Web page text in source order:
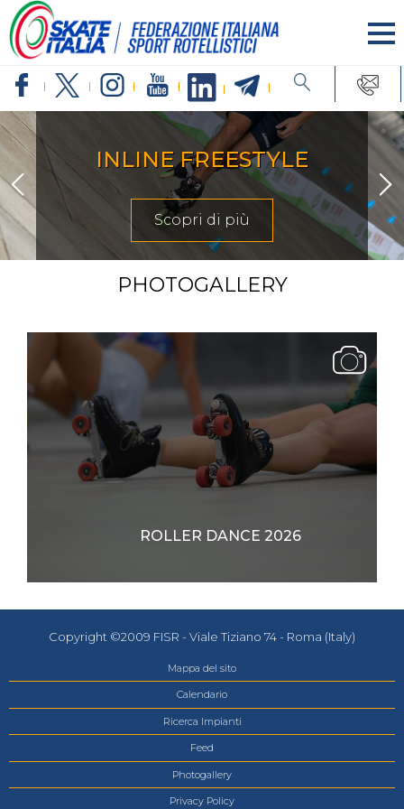
INLINE FREESTYLE
Scopri di più
PHOTOGALLERY
ROLLER DANCE 2026
Copyright ©2009 FISR - Viale Tiziano 74 - Roma (Italy)
Mappa del sito
Calendario
Ricerca Impianti
Feed
Photogallery
Privacy Policy